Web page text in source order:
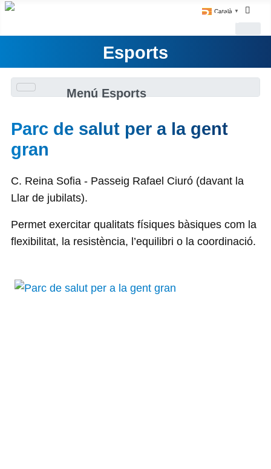
Català ▼
Esports
Menú Esports
Parc de salut per a la gent
gran
C. Reina Sofia - Passeig Rafael Ciuró (davant la
Llar de jubilats).
Permet exercitar qualitats físiques bàsiques com la
flexibilitat, la resistència, l’equilibri o la coordinació.